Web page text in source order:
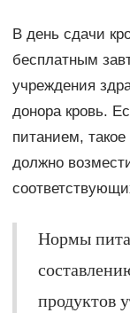
В день сдачи
бесплатным
учреждения
донора кровь.
питанием,
должно
Нормы
продуктов